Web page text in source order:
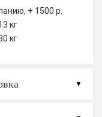
+ 1500 р.
кг
кг